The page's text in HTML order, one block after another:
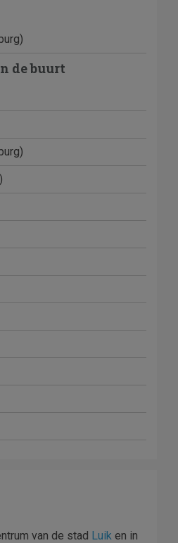
de buurt
van de stad Luik en in